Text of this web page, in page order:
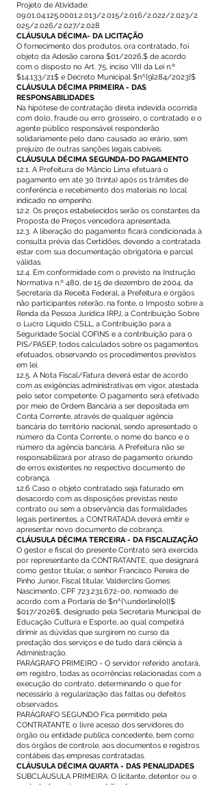
Projeto de Atividade:
09.01.04.125.0001.2.013/2.015/2.016/2.022/2.023/2.
025/2.026/2.027/2.028
CLÁUSULA DÉCIMA- DA LICITAÇÃO
O fornecimento dos produtos, ora contratado, foi
objeto da Adesão carona $01/2026,$ de acordo
com o disposto no Art. 75, inciso VIII da Lei n.º
$14.133/21$ e Decreto Municipal $n^{9}284/2023}$
CLÁUSULA DÉCIMA PRIMEIRA - DAS
RESPONSABILIDADES
Na hipótese de contratação direta indevida ocorrida
com dolo, fraude ou erro grosseiro, o contratado e o
agente público responsável responderão
solidariamente pelo dano causado ao erário, sem
prejuízo de outras sanções legais cabíveis.
CLÁUSULA DÉCIMA SEGUNDA-DO PAGAMENTO
12.1. A Prefeitura de Mâncio Lima efetuará o
pagamento em até 30 (trinta) após os trâmites de
conferência e recebimento dos materiais no local
indicado no empenho.
12.2. Os preços estabelecidos serão os constantes da
Proposta de Preços vencedora apresentada.
12.3. A liberação do pagamento ficará condicionada à
consulta prévia das Certidões, devendo a contratada
estar com sua documentação obrigatória e parcial
válidas.
12.4. Em conformidade com o previsto na Instrução
Normativa n.º 480, de 15 de dezembro de 2004, da
Secretaria da Receita Federal, a Prefeitura e órgãos
não participantes reterão, na fonte, o Imposto sobre a
Renda da Pessoa Jurídica IRPJ, a Contribuição Sobre
o Lucro Líquido CSLL, a Contribuição para a
Seguridade Social COFINS e a contribuição para o
PIS/PASEP, todos calculados sobre os pagamentos
efetuados, observando os procedimentos previstos
em lei.
12.5. A Nota Fiscal/Fatura deverá estar de acordo
com as exigências administrativas em vigor, atestada
pelo setor competente. O pagamento será efetivado
por meio de Ordem Bancária a ser depositada em
Conta Corrente, através de qualquer agência
bancária do território nacional, sendo apresentado o
número da Conta Corrente, o nome do banco e o
número da agência bancária. A Prefeitura não se
responsabilizará por atraso de pagamento oriundo
de erros existentes no respectivo documento de
cobrança.
12.6 Caso o objeto contratado seja faturado em
desacordo com as disposições previstas neste
contrato ou sem a observância das formalidades
legais pertinentes, a CONTRATADA deverá emitir e
apresentar novo documento de cobrança.
CLÁUSULA DÉCIMA TERCEIRA - DA FISCALIZAÇÃO
O gestor e fiscal do presente Contrato será exercida
por representante da CONTRATANTE, que designará
como gestor titular, o senhor Francisco Pereira de
Pinho Junior, Fiscal titular, Valderclins Gomes
Nascimento, CPF 723.231.672-00, nomeado de
acordo com a Portaria de $n^{\underline{0}}$
$017/2026$, designado pela Secretaria Municipal de
Educação Cultura e Esporte, ao qual competirá
dirimir as dúvidas que surgirem no curso da
prestação dos serviços e de tudo dará ciência à
Administração.
PARÁGRAFO PRIMEIRO - O servidor referido anotará,
em registro, todas as ocorrências relacionadas com a
execução do contrato, determinando o que for
necessário à regularização das faltas ou defeitos
observados.
PARÁGRAFO SEGUNDO Fica permitido pela
CONTRATANTE o livre acesso dos servidores do
órgão ou entidade publica concedente, bem como
dos órgãos de controle, aos documentos e registros
contábeis das empresas contratadas.
CLÁUSULA DÉCIMA QUARTA - DAS PENALIDADES
SUBCLÁUSULA PRIMEIRA: O licitante, detentor ou o